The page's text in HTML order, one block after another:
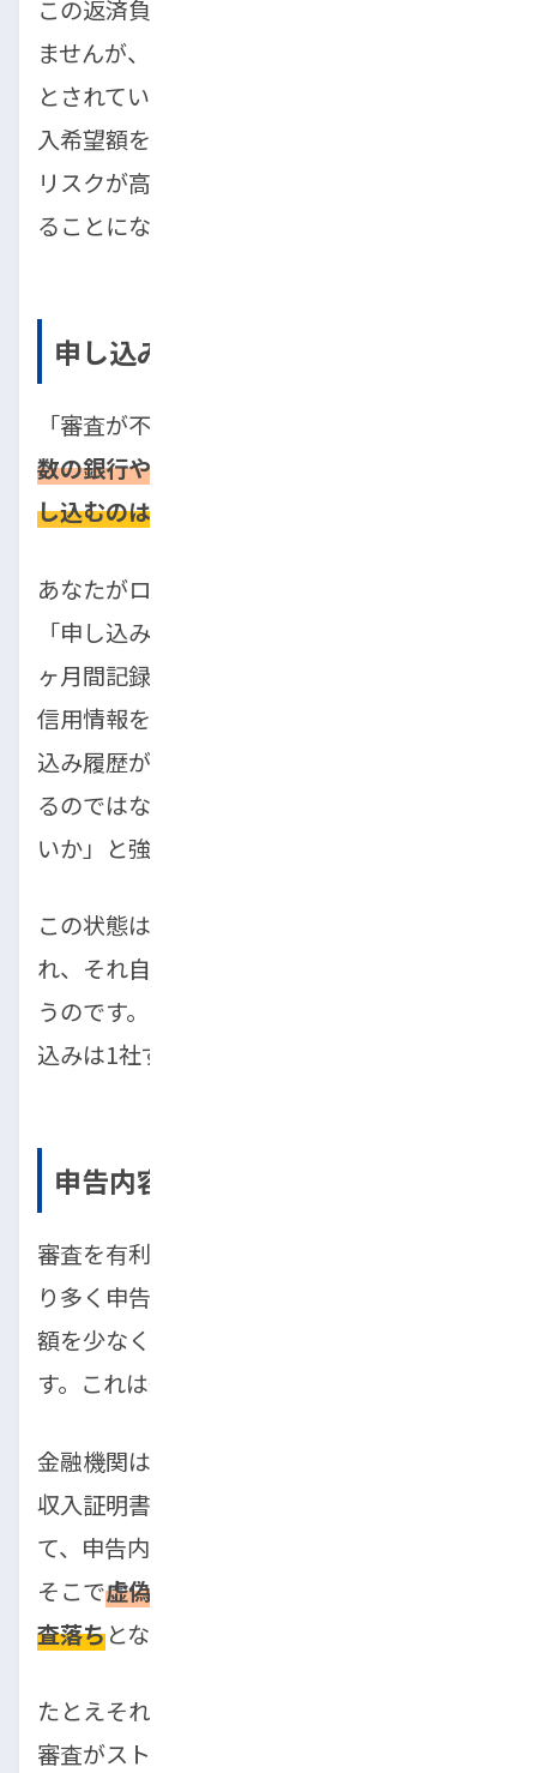
この返済負担率の明確な基準は公表されてい
ませんが、一般的に25%〜35%が上限の目安
とされています。この比率を超えるような借
入希望額を提示すると、「返済が困難になる
リスクが高い」と判断され、審査が見送られ
ることになります。
申し込みブラックになっている
「審査が不安だから」といって、
数の銀行や信販会社のローンに立て続けに申
し込むのは逆効果
あなたがローンに申し込んだという事実は、
「申し込み情報」として信用情報機関に約6
ヶ月間記録されます。審査担当者があなたの
信用情報を照会した際、短期間に多数の申し
込み履歴があると、「よほどお金に困ってい
るのではないか」「他社で断られたのではな
いか」と強く警戒されます。
この状態は俗に「申し込みブラック」と呼ば
れ、それ自体が審査落ちの理由になってしま
うのです。審査に不安がある場合でも、申し
込みは1社ずつ慎重に行う必要があります。
申告内容に不備や虚偽があった
審査を有利に進めたい一心で、年収を実際よ
り多く申告したり、他社からの借入件数や金
額を少なく申告したりするケースがありま
す。これは絶対にやめてください。
金融機関は、あなたが提出した勤務先情報や
収入証明書、そして信用情報の照会によっ
て、申告内容の裏付けを徹底的に行います。
そこで虚偽の申告が発覚した場合、即座に審
査落ちとなります。
たとえそれが単純なミスであったとしても、
審査がストップしたり、マイナスの評価に繋